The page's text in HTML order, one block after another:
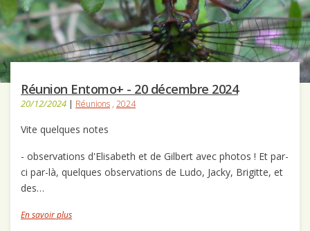
Réunion Entomo+ - 20 décembre 2024
20/12/2024 | Réunions , 2024
Vite quelques notes
- observations d'Elisabeth et de Gilbert avec photos ! Et par-
ci par-là, quelques observations de Ludo, Jacky, Brigitte, et
des…
En savoir plus